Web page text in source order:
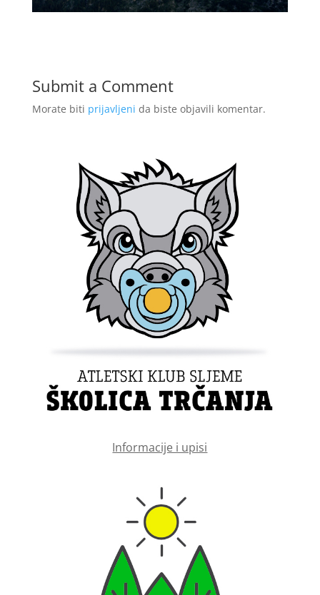
Submit a Comment
Morate biti prijavljeni da biste objavili komentar.
Informacije i upisi